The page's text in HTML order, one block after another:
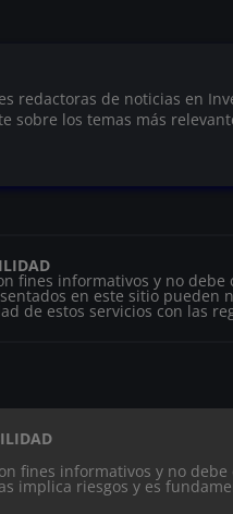
redactoras de noticias en
sobre los temas más
fines informativos y no debe
en este sitio pueden
de estos servicios con las
fines informativos y no
implica riesgos y es